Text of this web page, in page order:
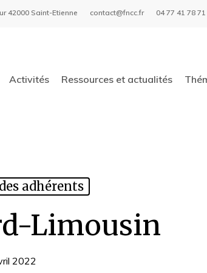
42000 Saint-Etienne contact@fncc.fr 04 77 41 78 71
Activités Ressources et actualités
adhérents
Limousin
2022